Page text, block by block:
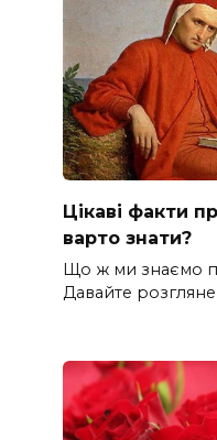
Цікаві факти
варто знати?
Що ж ми знаємо
Давайте